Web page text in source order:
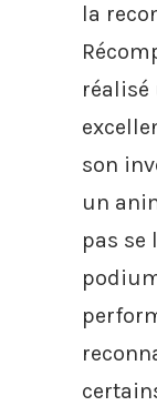
la
réalisé
son
un
pas